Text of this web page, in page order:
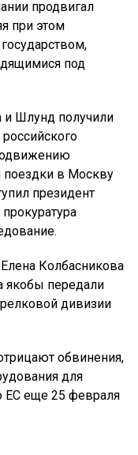
продвигал
при этом
под
и Шлунд получили
поездки в Москву
президент
Колбасникова
якобы передали
дивизии
обвинения,
для
ЕС еще 25 февраля